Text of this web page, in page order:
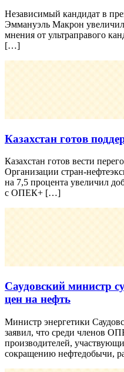
Независимый кандидат в
Эммануэль Макрон
мнения от ультраправого
[…]
Казахстан готов
Казахстан готов вести
Организации стран-
на 7,5 процента увеличил
с ОПЕК+ […]
Саудовский министр
цен на нефть
Министр энергетики
заявил, что среди членов
производителей,
сокращению нефтедобычи,